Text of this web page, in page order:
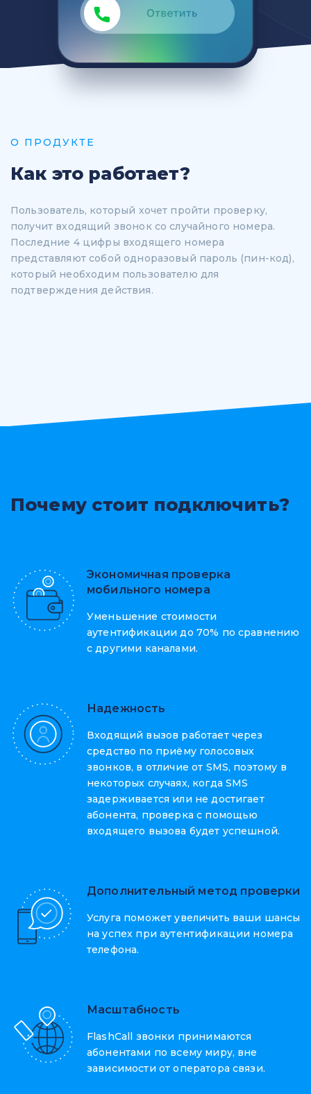
О ПРОДУКТЕ
Как это работает?
Пользователь, который хочет пройти проверку,
получит входящий звонок со случайного номера.
Последние 4 цифры входящего номера
представляют собой одноразовый пароль (пин-код),
который необходим пользователю для
подтверждения действия.
Почему стоит подключить?
Экономичная проверка
мобильного номера
Уменьшение стоимости
аутентификации до 70% по сравнению
с другими каналами.
Надежность
Входящий вызов работает через
средство по приёму голосовых
звонков, в отличие от SMS, поэтому в
некоторых случаях, когда SMS
задерживается или не достигает
абонента, проверка с помощью
входящего вызова будет успешной.
Дополнительный метод проверки
Услуга поможет увеличить ваши шансы
на успех при аутентификации номера
телефона.
Масштабность
FlashCall звонки принимаются
абонентами по всему миру, вне
зависимости от оператора связи.